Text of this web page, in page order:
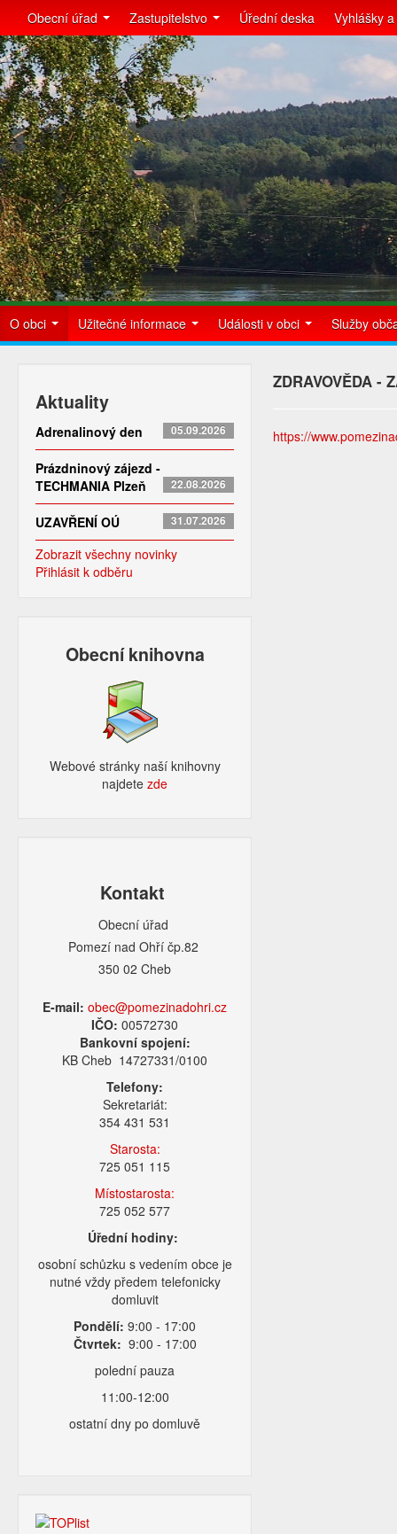
Obecní úřad Zastupitelstvo Úřední deska Vyhlášky
O obci Užitečné informace Události v obci Služby
Aktuality
Adrenalinový den 05.09.2026
Prázdninový zájezd -
TECHMANIA Plzeň
22.08.2026
UZAVŘENÍ OÚ 31.07.2026
Zobrazit všechny novinky
Přihlásit k odběru
Obecní knihovna
Webové stránky naší knihovny
najdetezde​
Kontakt
Obecní úřad
Pomezí nad Ohří čp.82
350 02 Cheb
E-mail: obec@pomezinadohri.cz
IČO:00572730
Bankovní spojení:
KB Cheb 14727331/0100
Telefony:
Sekretariát:
354 431 531
Starosta:
725 051 115
Místostarosta:
725 052 577
Úřední hodiny:
osobní schůzku s vedením obce je
nutné vždy předem telefonicky
domluvit
Pondělí: 9:00 - 17:00
Čtvrtek: 9:00 - 17:00
polední pauza
11:00-12:00
ostatní dny po domluvě
ZDRAVOVĚDA -
https://